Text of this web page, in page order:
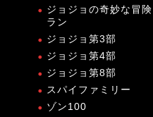
ジョジョの奇妙な冒
ラン
ジョジョ第3部
ジョジョ第4部
ジョジョ第8部
スパイファミリー
ゾン100